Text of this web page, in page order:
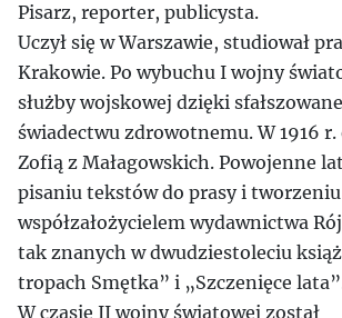
Pisarz, reporter, publicysta.
Uczył się w Warszawie, studiował
Krakowie. Po wybuchu I wojny
służby wojskowej dzięki
świadectwu zdrowotnemu. W 1916 r.
Zofią z Małagowskich. Powojenne
pisaniu tekstów do prasy i tworzeniu
współzałożycielem wydawnictwa
tak znanych w dwudziestoleciu
tropach Smętka” i „Szczenięce
W czasie II wojny światowej został